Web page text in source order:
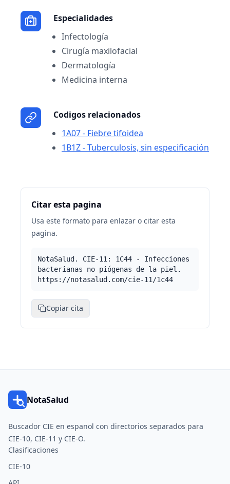
Especialidades
Infectología
Cirugía maxilofacial
Dermatología
Medicina interna
Codigos relacionados
1A07 - Fiebre tifoidea
1B1Z - Tuberculosis, sin especificación
Citar esta pagina
Usa este formato para enlazar o citar esta
pagina.
NotaSalud. CIE-11: 1C44 - Infecciones
bacterianas no piógenas de la piel.
https://notasalud.com/cie-11/1c44
Copiar cita
NotaSalud
Buscador CIE en espanol con directorios separados para
CIE-10, CIE-11 y CIE-O.
Clasificaciones
CIE-10